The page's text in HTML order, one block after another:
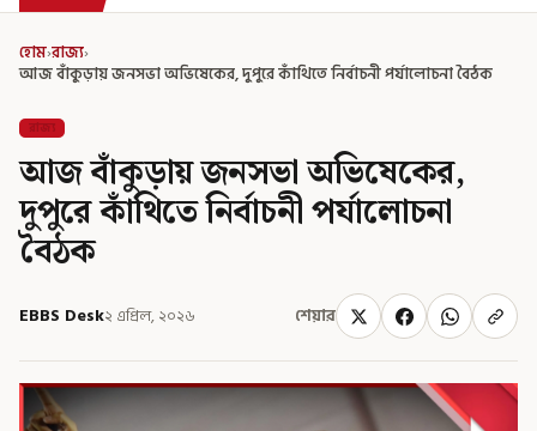
হোম›রাজ্য›
আজ বাঁকুড়ায় জনসভা অভিষেকের, দুপুরে কাঁথিতে নির্বাচনী পর্যালোচনা বৈঠক
রাজ্য
আজ বাঁকুড়ায় জনসভা অভিষেকের,
দুপুরে কাঁথিতে নির্বাচনী পর্যালোচনা
বৈঠক
EBBS Desk২ এপ্রিল, ২০২৬ শেয়ার